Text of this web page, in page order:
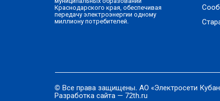
Краснодарского края, обеспечивая
передачу электроэнергии одному
миллиону потребителей.
© Все права защищены. АО «Электросети
Разработка сайта — 72th.ru